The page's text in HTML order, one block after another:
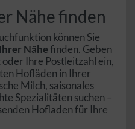
Nähe finden
können Sie
Nähefinden. Geben
Ihre Postleitzahl ein,
Hofläden in Ihrer
Milch, saisonales
Spezialitäten suchen –
Hofladen für Ihre